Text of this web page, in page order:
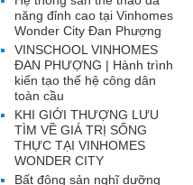
năng đỉnh cao tại Vinhomes
Wonder City Đan Phượng
VINSCHOOL VINHOMES
ĐAN PHƯỢNG | Hành trình
kiến tạo thế hệ công dân
toàn cầu
KHI GIỚI THƯỢNG LƯU
TÌM VỀ GIÁ TRỊ SỐNG
THỰC TẠI VINHOMES
WONDER CITY
Bất động sản nghĩ dưỡng